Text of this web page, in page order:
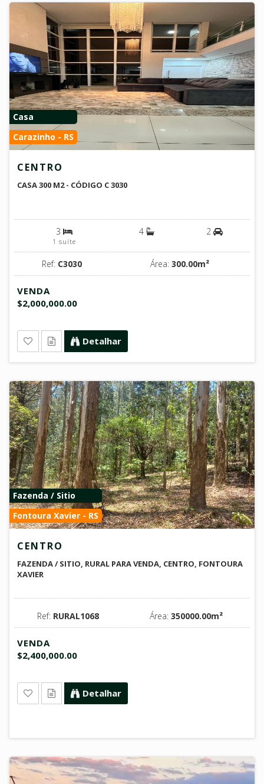
Casa
Carazinho - RS
CENTRO
CASA 300 M2 - CÓDIGO C 3030
3
1 suíte
4 2
Ref: C3030 Área: 300.00m²
VENDA
$2,000,000.00
Detalhar
Fazenda / Sitio
Fontoura Xavier - RS
CENTRO
FAZENDA / SITIO, RURAL PARA VENDA, CENTRO, FONTOURA
XAVIER
Ref: RURAL1068 Área: 350000.00m²
VENDA
$2,400,000.00
Detalhar